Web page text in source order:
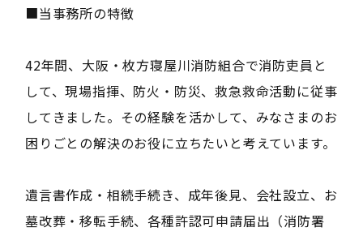
■当事務所の特徴
42年間、大阪・枚方寝屋川消防組合で消防吏員と
して、現場指揮、防火・防災、救急救命活動に従事
してきました。その経験を活かして、みなさまのお
困りごとの解決のお役に立ちたいと考えています。
遺言書作成・相続手続き、成年後見、会社設立、お
墓改葬・移転手続、各種許認可申請届出（消防署